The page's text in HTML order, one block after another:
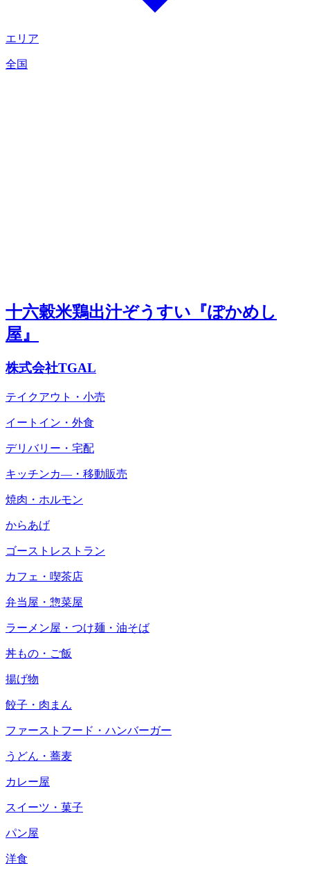
エリア
全国
十六穀米鶏出汁ぞうすい『ぽかめし
屋』
株式会社TGAL
テイクアウト・小売
イートイン・外食
デリバリー・宅配
キッチンカ―・移動販売
焼肉・ホルモン
からあげ
ゴーストレストラン
カフェ・喫茶店
弁当屋・惣菜屋
ラーメン屋・つけ麺・油そば
丼もの・ご飯
揚げ物
餃子・肉まん
ファーストフード・ハンバーガー
うどん・蕎麦
カレー屋
スイーツ・菓子
パン屋
洋食